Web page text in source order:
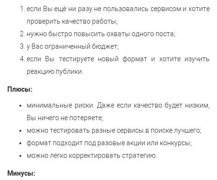
если Вы ещё ни разу не пользовались сервисом и хотите
проверить качество работы;
нужно быстро повысить охваты одного поста;
у Вас ограниченный бюджет;
если Вы тестируете новый формат и хотите изучить
реакцию публики.
Плюсы:
минимальные риски. Даже если качество будет низким,
Вы ничего не потеряете;
можно тестировать разные сервисы в поиске лучшего;
формат подходит под разовые акции или конкурсы;
можно легко корректировать стратегию.
Минусы: